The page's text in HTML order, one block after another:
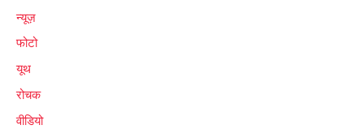
न्यूज़
फोटो
यूथ
रोचक
वीडियो